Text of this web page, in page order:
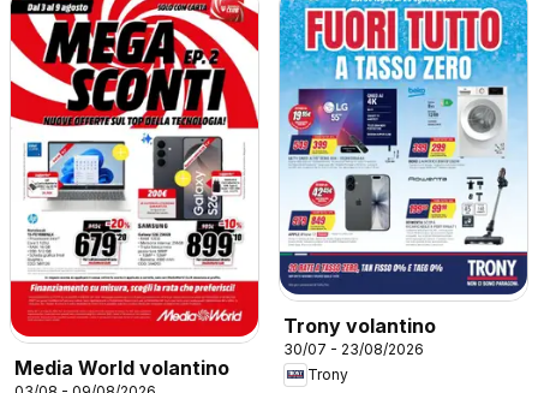
Media World volantino
Trony volantino
30/07 - 23/08/2026
Trony